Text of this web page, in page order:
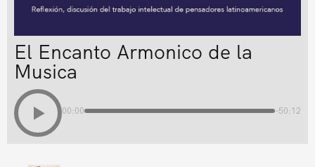
El Encanto Armonico de la
Musica
00:00 -50:12